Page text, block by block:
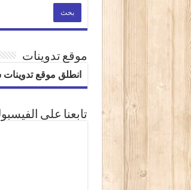
موقع تدوينات
انطلق موقع تدوينات
تابعنا على